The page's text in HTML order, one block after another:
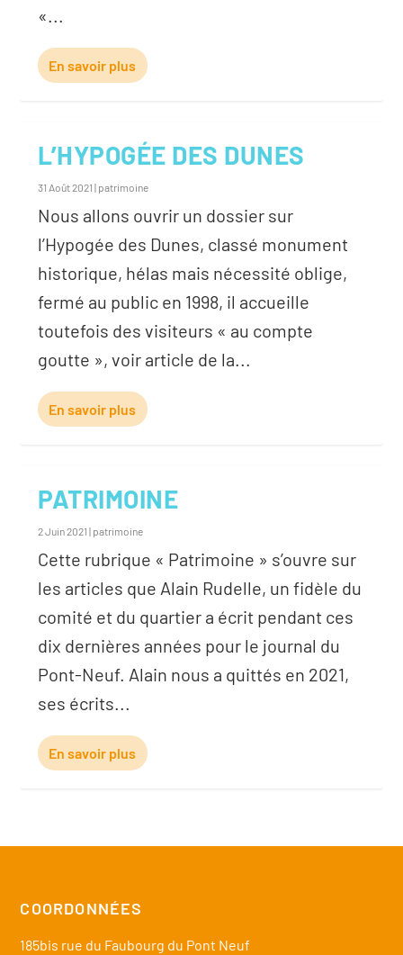
«...
En savoir plus
L’HYPOGÉE DES DUNES
31 Août 2021 | patrimoine
Nous allons ouvrir un dossier sur
l’Hypogée des Dunes, classé monument
historique, hélas mais nécessité oblige,
fermé au public en 1998, il accueille
toutefois des visiteurs « au compte
goutte », voir article de la...
En savoir plus
PATRIMOINE
2 Juin 2021 | patrimoine
Cette rubrique « Patrimoine » s’ouvre sur
les articles que Alain Rudelle, un fidèle du
comité et du quartier a écrit pendant ces
dix dernières années pour le journal du
Pont-Neuf. Alain nous a quittés en 2021,
ses écrits...
En savoir plus
COORDONNÉES
185bis rue du Faubourg du Pont Neuf